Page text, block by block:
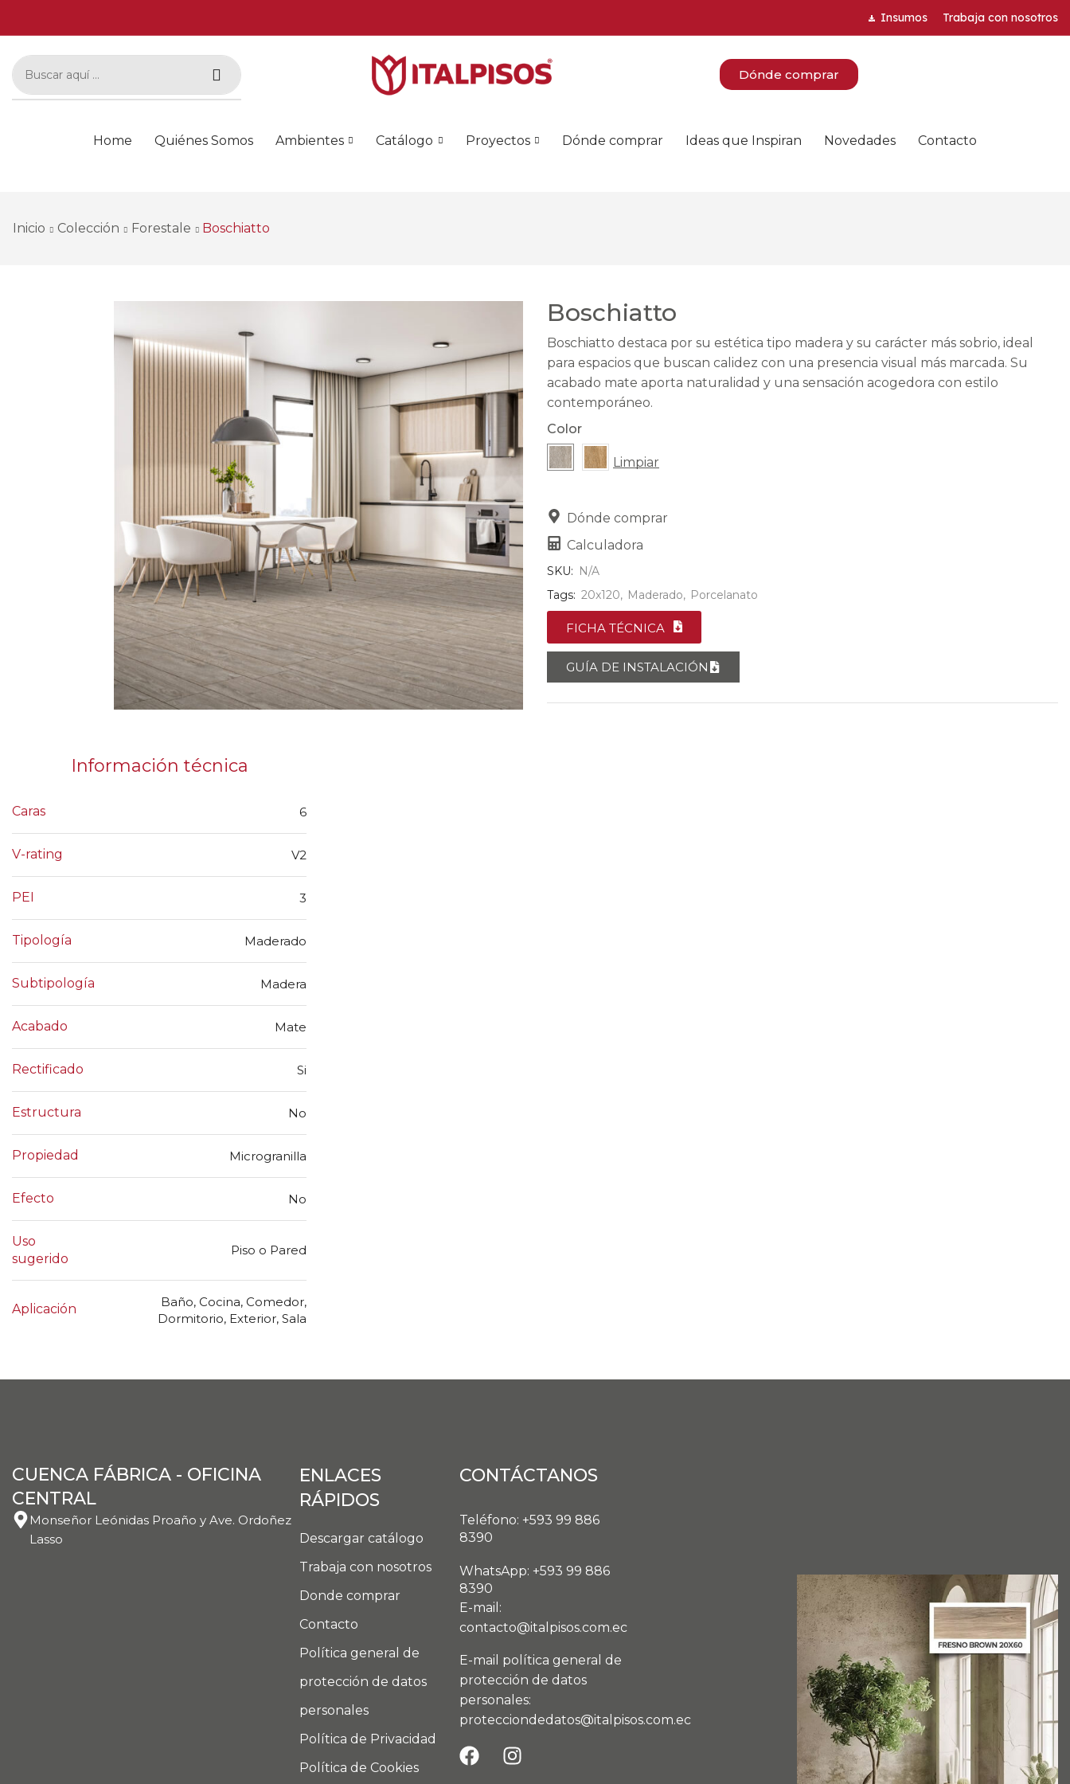
Insumos Trabaja con nosotros
Dónde comprar
Home Quiénes Somos Ambientes Catálogo Proyectos Dónde comprar Ideas que Inspiran Novedades Contacto
Inicio Colección Forestale Boschiatto
Boschiatto
Boschiatto destaca por su estética tipo madera y su carácter más sobrio, ideal
para espacios que buscan calidez con una presencia visual más marcada. Su
acabado mate aporta naturalidad y una sensación acogedora con estilo
contemporáneo.
Color
Limpiar
Dónde comprar
Calculadora
SKU: N/A
Tags: 20x120, Maderado, Porcelanato
FICHA TÉCNICA
GUÍA DE INSTALACIÓN
Información técnica
Caras 6
V-rating V2
PEI 3
Tipología Maderado
Subtipología Madera
Acabado Mate
Rectificado Si
Estructura No
Propiedad Microgranilla
Efecto No
Uso
sugerido
Piso o Pared
Aplicación
Baño, Cocina, Comedor,
Dormitorio, Exterior, Sala
CUENCA FÁBRICA - OFICINA
CENTRAL
Monseñor Leónidas Proaño y Ave. Ordoñez
Lasso
ENLACES
RÁPIDOS
Descargar catálogo
Trabaja con nosotros
Donde comprar
Contacto
Política general de
protección de datos
personales
Política de Privacidad
Política de Cookies
CONTÁCTANOS
Teléfono: +593 99 886
8390
WhatsApp: +593 99 886
8390
E-mail:
contacto@italpisos.com.ec
E-mail política general de
protección de datos
personales:
protecciondedatos@italpisos.com.ec